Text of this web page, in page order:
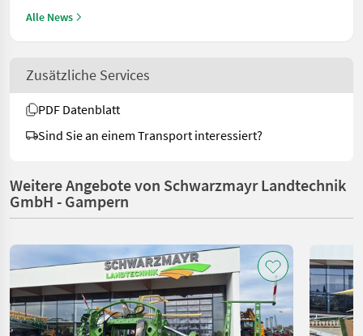
Alle News
Zusätzliche Services
PDF Datenblatt
Sind Sie an einem Transport interessiert?
Weitere Angebote von Schwarzmayr Landtechnik
GmbH - Gampern